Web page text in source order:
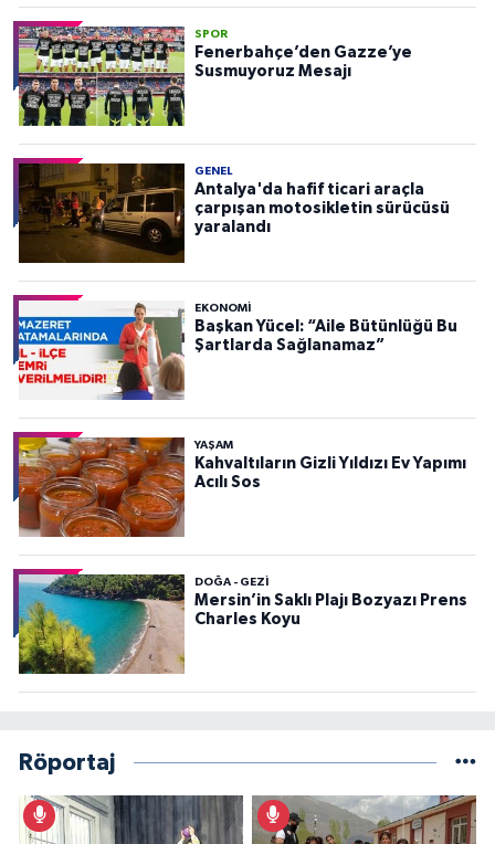
SPOR
Fenerbahçe’den Gazze’ye
Susmuyoruz Mesajı
GENEL
Antalya'da hafif ticari araçla
çarpışan motosikletin sürücüsü
yaralandı
EKONOMI
Başkan Yücel: “Aile Bütünlüğü Bu
Şartlarda Sağlanamaz”
YAŞAM
Kahvaltıların Gizli Yıldızı Ev Yapımı
Acılı Sos
DOĞA - GEZI
Mersin’in Saklı Plajı Bozyazı Prens
Charles Koyu
Röportaj